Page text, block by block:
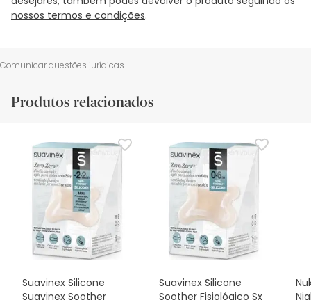
nossos termos e condições.
Comunicar questões jurídicas
Produtos relacionados
Suavinex Silicone
Suavinex Soother
Suavinex Silicone
Soother Fisiológico Sx